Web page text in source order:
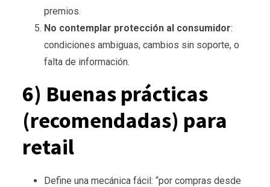
premios.
No contemplar protección al consumidor:
condiciones ambiguas, cambios sin soporte, o
falta de información.
6) Buenas prácticas
(recomendadas) para
retail
Define una mecánica fácil: “por compras desde